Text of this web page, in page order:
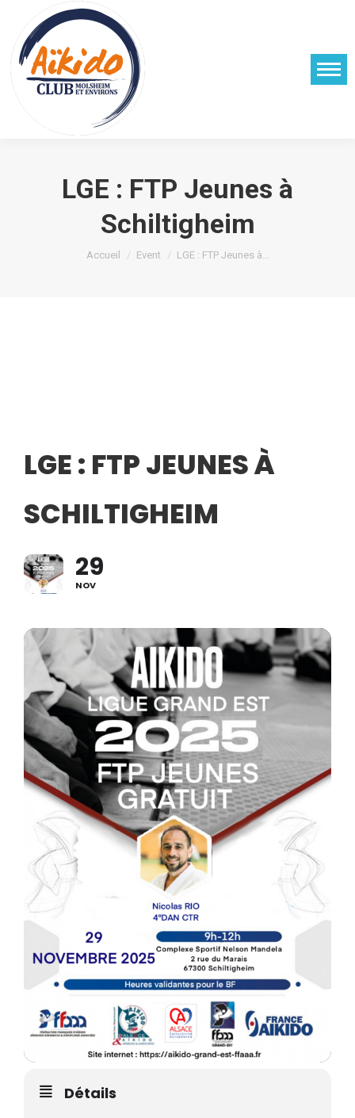
LGE : FTP Jeunes à
Schiltigheim
Vous êtes ici :
Accueil Event LGE : FTP Jeunes à…
LGE : FTP JEUNES À
SCHILTIGHEIM
29
NOV
Détails